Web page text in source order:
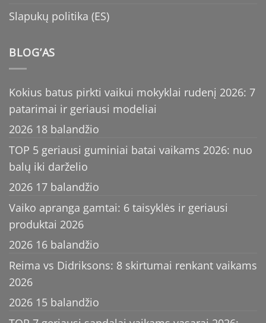
Slapukų politika (ES)
BLOG’AS
Kokius batus pirkti vaikui mokyklai rudenį 2026: 7
patarimai ir geriausi modeliai
2026 18 balandžio
TOP 5 geriausi guminiai batai vaikams 2026: nuo
balų iki darželio
2026 17 balandžio
Vaiko apranga gamtai: 6 taisyklės ir geriausi
produktai 2026
2026 16 balandžio
Reima vs Didriksons: 8 skirtumai renkant vaikams
2026
2026 15 balandžio